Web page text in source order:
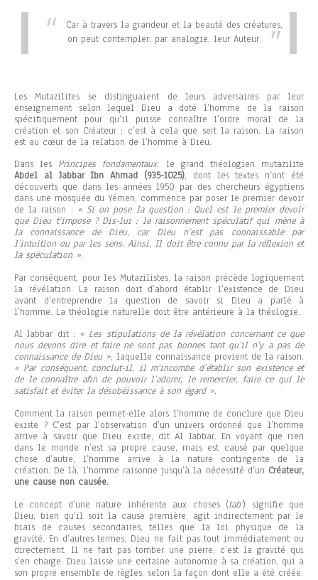
Car à travers la grandeur et la beauté des créatures,
on peut contempler, par analogie, leur Auteur.
Les Mutazilites se distinguaient de leurs adversaires par leur
enseignement selon lequel Dieu a doté l’homme de la raison
spécifiquement pour qu’il puisse connaître l’ordre moral de la
création et son Créateur ; c’est à cela que sert la raison. La raison
est au cœur de la relation de l’homme à Dieu.
Dans les Principes fondamentaux, le grand théologien mutazilite
Abdel al Jabbar Ibn Ahmad (935-1025), dont les textes n’ont été
découverts que dans les années 1950 par des chercheurs égyptiens
dans une mosquée du Yémen, commence par poser le premier devoir
de la raison : « Si on pose la question : Quel est le premier devoir
que Dieu t’impose ? Dis-lui : le raisonnement spéculatif qui mène à
la connaissance de Dieu, car Dieu n’est pas connaissable par
l’intuition ou par les sens. Ainsi, Il doit être connu par la réflexion et
la spéculation ».
Par conséquent, pour les Mutazilistes, la raison précède logiquement
la révélation. La raison doit d’abord établir l’existence de Dieu
avant d’entreprendre la question de savoir si Dieu a parlé à
l’homme. La théologie naturelle doit être antérieure à la théologie.
Al Jabbar dit : « Les stipulations de la révélation concernant ce que
nous devons dire et faire ne sont pas bonnes tant qu’il n’y a pas de
connaissance de Dieu », laquelle connaissance provient de la raison.
« Par conséquent, conclut-il, il m’incombe d’établir son existence et
de le connaître afin de pouvoir l’adorer, le remercier, faire ce qui le
satisfait et éviter la désobéissance à son égard ».
Comment la raison permet-elle alors l’homme de conclure que Dieu
existe ? C’est par l’observation d’un univers ordonné que l’homme
arrive à savoir que Dieu existe, dit Al Jabbar. En voyant que rien
dans le monde n’est sa propre cause, mais est causé par quelque
chose d’autre, l’homme arrive à la nature contingente de la
création. De là, l’homme raisonne jusqu’à la nécessité d’un Créateur,
une cause non causée.
Le concept d’une nature inhérente aux choses (tab’) signifie que
Dieu, bien qu’il soit la cause première, agit indirectement par le
biais de causes secondaires, telles que la loi physique de la
gravité. En d’autres termes, Dieu ne fait pas tout immédiatement ou
directement. Il ne fait pas tomber une pierre, c’est la gravité qui
s’en charge. Dieu laisse une certaine autonomie à sa création, qui a
son propre ensemble de règles, selon la façon dont elle a été créée.